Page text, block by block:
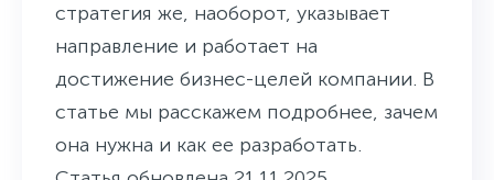
стратегия же, наоборот, указывает
направление и работает на
достижение бизнес-целей компании. В
статье мы расскажем подробнее, зачем
она нужна и как ее разработать.